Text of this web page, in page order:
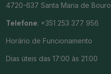
4720-637 Santa Maria de Bouro
Telefone: +351 253 377 956
Horário de Funcionamento
Dias úteis das 17:00 às 21:00